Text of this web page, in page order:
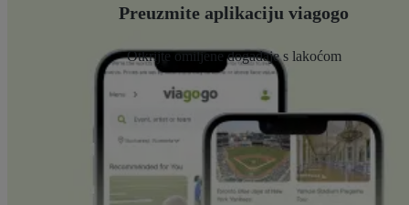
Preuzmite aplikaciju viagogo
Otkrijte omiljene događaje s lakoćom